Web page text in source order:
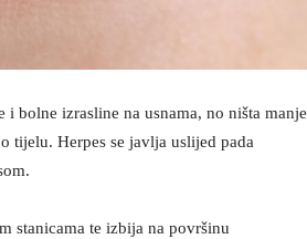
bolne izrasline na usnama, no ništa manje
tijelu. Herpes se javlja uslijed pada
stanicama te izbija na površinu